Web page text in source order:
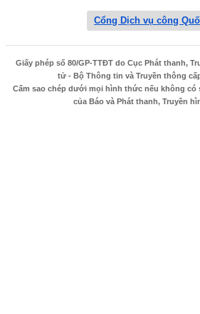
Cổng Dịch vụ công
Giấy phép số 80/GP-TTĐT do Cục Phát thanh,
tử - Bộ Thông tin và Truyền thông
Cấm sao chép dưới mọi hình thức nếu không có
của Báo và Phát thanh, Truyền